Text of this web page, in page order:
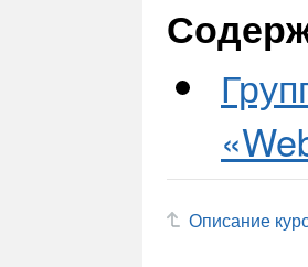
Описание